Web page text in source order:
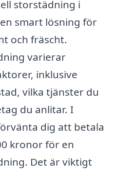
storstädning i
smart lösning för
och fräscht.
varierar
inklusive
vilka tjänster du
du anlitar. I
dig att betala
kronor för en
Det är viktigt